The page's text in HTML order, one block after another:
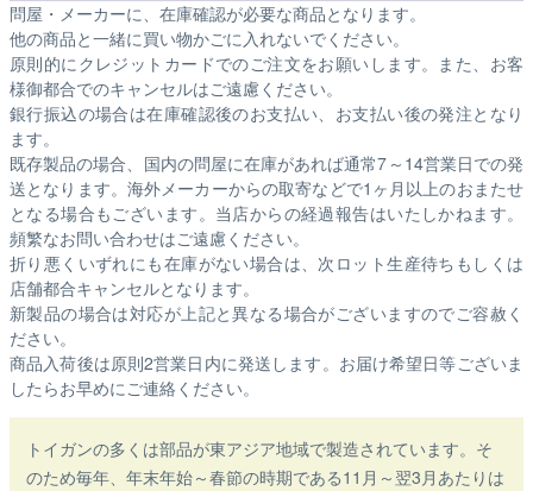
問屋・メーカーに、在庫確認が必要な商品となります。
他の商品と一緒に買い物かごに入れないでください。
原則的にクレジットカードでのご注文をお願いします。また、お客
様御都合でのキャンセルはご遠慮ください。
銀行振込の場合は在庫確認後のお支払い、お支払い後の発注となり
ます。
既存製品の場合、国内の問屋に在庫があれば通常7～14営業日での発
送となります。海外メーカーからの取寄などで1ヶ月以上のおまたせ
となる場合もございます。 当店からの経過報告はいたしかねます。
頻繁なお問い合わせはご遠慮ください。
折り悪くいずれにも在庫がない場合は、次ロット生産待ちもしくは
店舗都合キャンセルとなります。
新製品の場合は対応が上記と異なる場合がございますのでご容赦く
ださい。
商品入荷後は原則2営業日内に発送します。お届け希望日等ございま
したらお早めにご連絡ください。
トイガンの多くは部品が東アジア地域で製造されています。そ
のため毎年、年末年始～春節の時期である11月～翌3月あたりは